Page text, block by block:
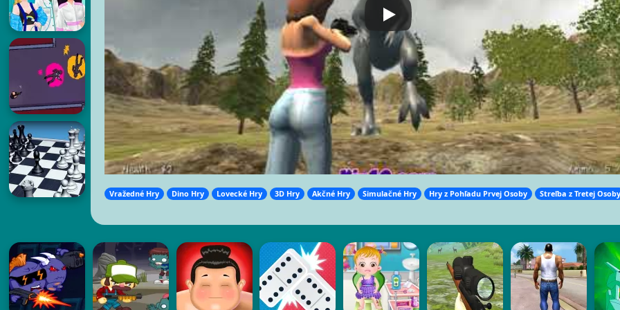
Vražedné Hry Dino Hry Lovecké Hry 3D Hry Akčné Hry Simulačné Hry Hry z Pohľadu Prvej Osoby Streľba z Tretej Osoby